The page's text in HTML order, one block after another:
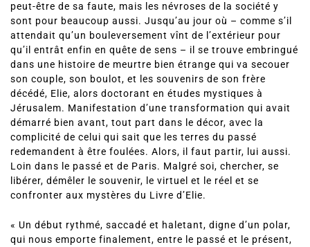
peut-être de sa faute, mais les névroses de la société y
sont pour beaucoup aussi. Jusqu’au jour où – comme s’il
attendait qu’un bouleversement vînt de l’extérieur pour
qu’il entrât enfin en quête de sens – il se trouve embringué
dans une histoire de meurtre bien étrange qui va secouer
son couple, son boulot, et les souvenirs de son frère
décédé, Elie, alors doctorant en études mystiques à
Jérusalem. Manifestation d’une transformation qui avait
démarré bien avant, tout part dans le décor, avec la
complicité de celui qui sait que les terres du passé
redemandent à être foulées. Alors, il faut partir, lui aussi.
Loin dans le passé et de Paris. Malgré soi, chercher, se
libérer, démêler le souvenir, le virtuel et le réel et se
confronter aux mystères du Livre d’Elie.
« Un début rythmé, saccadé et haletant, digne d’un polar,
qui nous emporte finalement, entre le passé et le présent,